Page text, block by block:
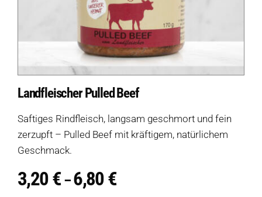
Landfleischer Pulled Beef
Saftiges Rindfleisch, langsam geschmort und fein
zerzupft – Pulled Beef mit kräftigem, natürlichem
Geschmack.
3,20€ –6,80€Preisspanne:
3,20 €